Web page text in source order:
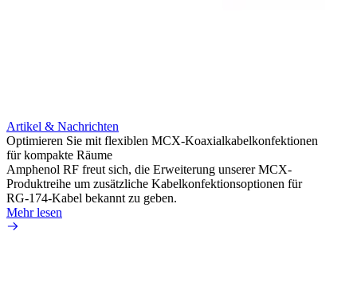
Artikel & Nachrichten
Optimieren Sie mit flexiblen MCX-Koaxialkabelkonfektionen
für kompakte Räume
Amphenol RF freut sich, die Erweiterung unserer MCX-
Produktreihe um zusätzliche Kabelkonfektionsoptionen für
RG-174-Kabel bekannt zu geben.
Mehr lesen